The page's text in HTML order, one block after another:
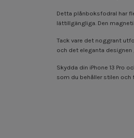
Detta plånboksfodral har
lättillgängliga. Den
Tack vare det noggrant
och det eleganta
Skydda din iPhone 13 Pro
som du behåller stilen